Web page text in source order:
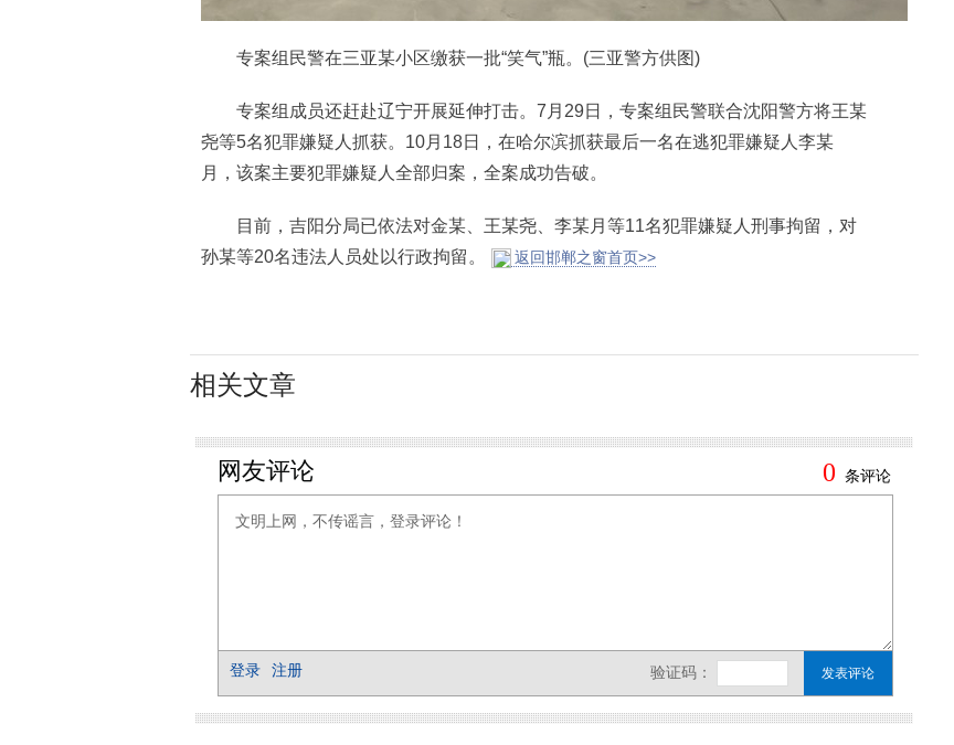
专案组民警在三亚某小区缴获一批“笑气”瓶。(三亚警方供图)
专案组成员还赶赴辽宁开展延伸打击。7月29日，专案组民警联合沈阳警方将王某
尧等5名犯罪嫌疑人抓获。10月18日，在哈尔滨抓获最后一名在逃犯罪嫌疑人李某
月，该案主要犯罪嫌疑人全部归案，全案成功告破。
目前，吉阳分局已依法对金某、王某尧、李某月等11名犯罪嫌疑人刑事拘留，对
孙某等20名违法人员处以行政拘留。
返回邯郸之窗首页>>
相关文章